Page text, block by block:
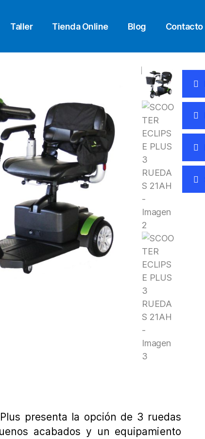
Taller Tienda Online Blog Contacto
presenta la opción de 3 ruedas
acabados y un equipamiento